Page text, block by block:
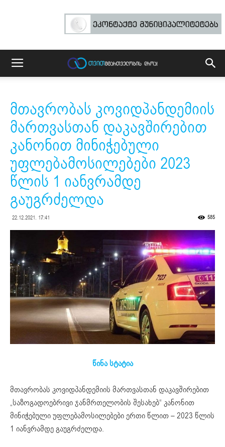
მთავრობას კოვიდპანდემიის
მართვასთან დაკავშირებით
კანონით მინიჭებული
უფლებამოსილებები 2023
წლის 1 იანვრამდე
გაუგრძელდა
22.12.2021. 17:41 585
წინა სტატია
მთავრობას კოვიდპანდემიის მართვასთან დაკავშირებით
„საზოგადოებრივი ჯანმრთელობის შესახებ“ კანონით
მინიჭებული უფლებამოსილებები ერთი წლით – 2023 წლის
1 იანვრამდე გაუგრძელდა.